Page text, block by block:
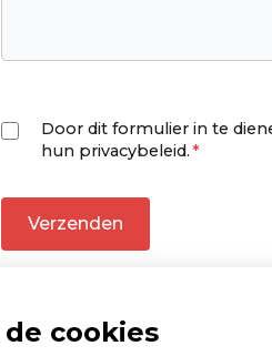
Door dit formulier in te
hun privacybeleid.*